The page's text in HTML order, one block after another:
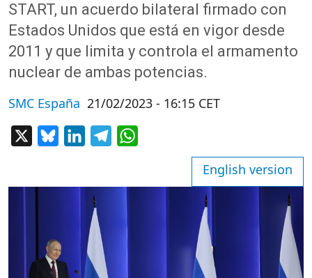
START, un acuerdo bilateral firmado con
Estados Unidos que está en vigor desde
2011 y que limita y controla el armamento
nuclear de ambas potencias.
SMC España 21/02/2023 - 16:15 CET
BlueskyLinkedInTelegram
English version